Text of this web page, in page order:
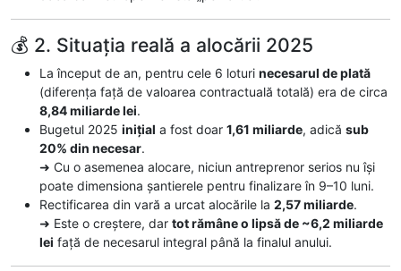
💰 2. Situația reală a alocării 2025
La început de an, pentru cele 6 loturi necesarul de plată
(diferența față de valoarea contractuală totală) era de circa
8,84 miliarde lei.
Bugetul 2025 inițial a fost doar 1,61 miliarde, adică sub
20% din necesar.
➜ Cu o asemenea alocare, niciun antreprenor serios nu își
poate dimensiona șantierele pentru finalizare în 9–10 luni.
Rectificarea din vară a urcat alocările la 2,57 miliarde.
➜ Este o creștere, dar tot rămâne o lipsă de ~6,2 miliarde
lei față de necesarul integral până la finalul anului.